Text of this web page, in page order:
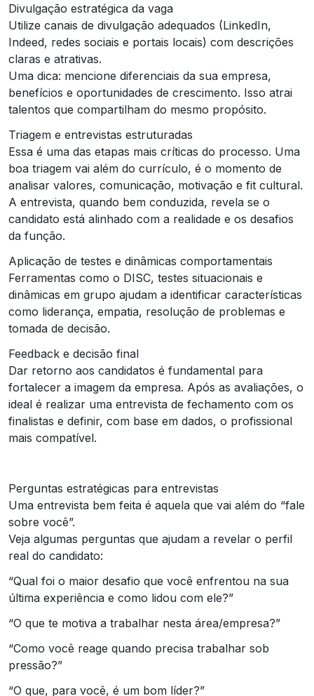
Divulgação estratégica da vaga
Utilize canais de divulgação adequados (LinkedIn,
Indeed, redes sociais e portais locais) com descrições
claras e atrativas.
Uma dica: mencione diferenciais da sua empresa,
benefícios e oportunidades de crescimento. Isso atrai
talentos que compartilham do mesmo propósito.
Triagem e entrevistas estruturadas
Essa é uma das etapas mais críticas do processo. Uma
boa triagem vai além do currículo, é o momento de
analisar valores, comunicação, motivação e fit cultural.
A entrevista, quando bem conduzida, revela se o
candidato está alinhado com a realidade e os desafios
da função.
Aplicação de testes e dinâmicas comportamentais
Ferramentas como o DISC, testes situacionais e
dinâmicas em grupo ajudam a identificar características
como liderança, empatia, resolução de problemas e
tomada de decisão.
Feedback e decisão final
Dar retorno aos candidatos é fundamental para
fortalecer a imagem da empresa. Após as avaliações, o
ideal é realizar uma entrevista de fechamento com os
finalistas e definir, com base em dados, o profissional
mais compatível.
Perguntas estratégicas para entrevistas
Uma entrevista bem feita é aquela que vai além do “fale
sobre você”.
Veja algumas perguntas que ajudam a revelar o perfil
real do candidato:
“Qual foi o maior desafio que você enfrentou na sua
última experiência e como lidou com ele?”
“O que te motiva a trabalhar nesta área/empresa?”
“Como você reage quando precisa trabalhar sob
pressão?”
“O que, para você, é um bom líder?”